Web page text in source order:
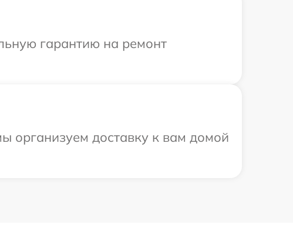
гарантию на ремонт
организуем доставку к вам домой